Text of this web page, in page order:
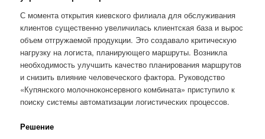
С момента открытия киевского филиала для обслуживания
клиентов существенно увеличилась клиентская база и вырос
объем отгружаемой продукции. Это создавало критическую
нагрузку на логиста, планирующего маршруты. Возникла
необходимость улучшить качество планирования маршрутов
и снизить влияние человеческого фактора. Руководство
«Купянского молочноконсервного комбината» приступило к
поиску системы автоматизации логистических процессов.
Решение